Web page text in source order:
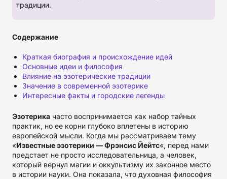
традиции.
Содержание
Краткая биография и происхождение идей
Основные идеи и философия
Влияние на эзотерические традиции
Значение в современной эзотерике
Интересные факты и городские легенды
Эзотерика часто воспринимается как набор тайных
практик, но ее корни глубоко вплетены в историю
европейской мысли. Когда мы рассматриваем тему
«Известные эзотерики — Фрэнсис Йейтс«, перед нами
предстает не просто исследовательница, а человек,
который вернул магии и оккультизму их законное место
в истории науки. Она показала, что духовная философия